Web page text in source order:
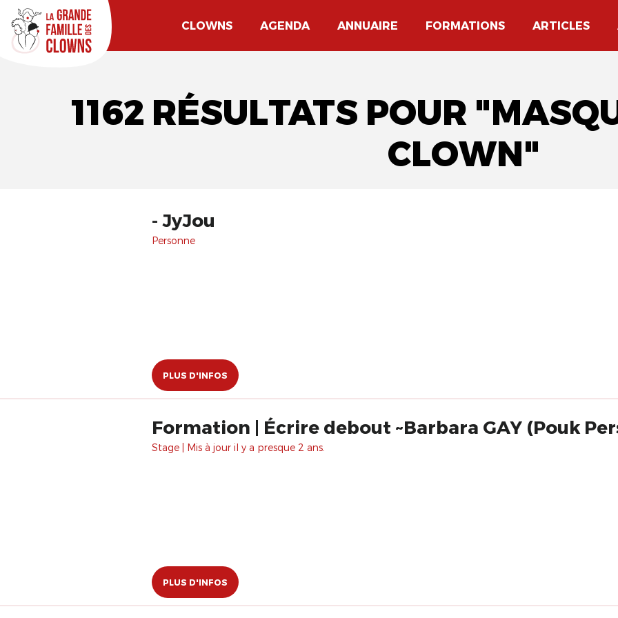
CLOWNS AGENDA ANNUAIRE FORMATIONS ARTICLES
1162 RÉSULTATS POUR
CLOWN"
- JyJou
Personne
PLUS D'INFOS
Formation | Écrire debout ~Barbara GAY (Pouk
Stage | Mis à jour il y a presque 2 ans.
PLUS D'INFOS